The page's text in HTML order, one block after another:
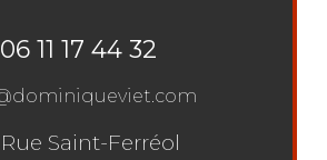
06 11 17 44 32
Rue Saint-Ferréol